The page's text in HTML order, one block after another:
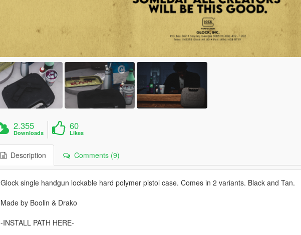
2.355
Downloads
60
Likes
Description Comments (9)
Glock single handgun lockable hard polymer pistol case. Comes in 2 variants. Black and Tan.
Made by Boolin & Drako
-INSTALL PATH HERE-